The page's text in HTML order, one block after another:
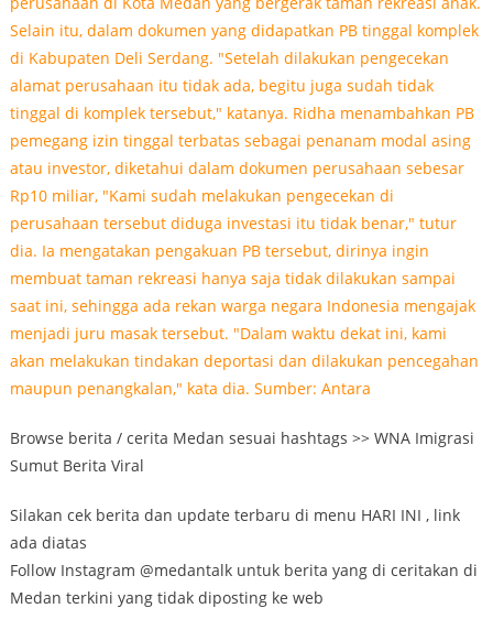
Browse berita / cerita Medan sesuai hashtags >> WNA Imigrasi
Sumut Berita Viral
Silakan cek berita dan update terbaru di menu HARI INI , link
ada diatas
Follow Instagram @medantalk untuk berita yang di ceritakan di
Medan terkini yang tidak diposting ke web